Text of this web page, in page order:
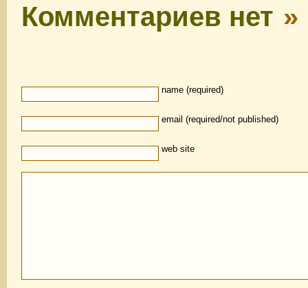
Комментариев нет »
name (required)
email (required/not published)
web site